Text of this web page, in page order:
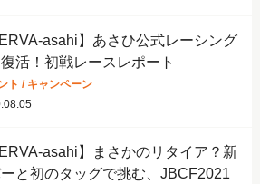
asahi】あさひ公式レーシング
活！初戦レースレポート
ト / キャンペーン
asahi】まさかのリタイア？新
ーと初のタッグで挑む、JBCF2021